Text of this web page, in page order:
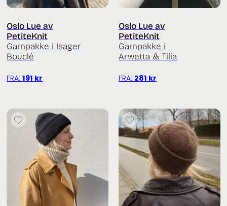
Oslo Lue av
PetiteKnit
Garnpakke i Isager
Bouclé
FRA:191 kr
Oslo Lue av
PetiteKnit
Garnpakke i
Arwetta & Tilia
FRA: 281 kr